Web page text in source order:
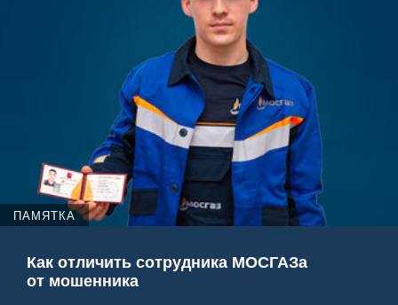
ПАМЯТКА
Как отличить сотрудника МОСГАЗа
от мошенника